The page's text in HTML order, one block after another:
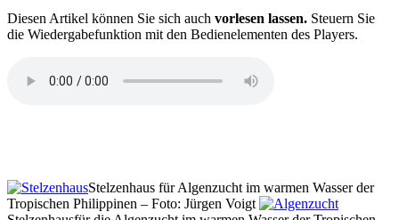
Diesen Artikel können Sie sich auch vorlesen lassen. Steuern Sie
die Wiedergabefunktion mit den Bedienelementen des Players.
Stelzenhaus für Algenzucht im warmen Wasser der
Tropischen Philippinen – Foto: Jürgen Voigt